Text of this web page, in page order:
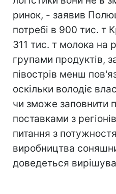
ринок, - заявив
потребі в 900 тис. т
311 тис. т молока на
групами продуктів,
півострів менш
оскільки володіє
чи зможе заповнити
поставками з
питання з
виробництва
доведеться